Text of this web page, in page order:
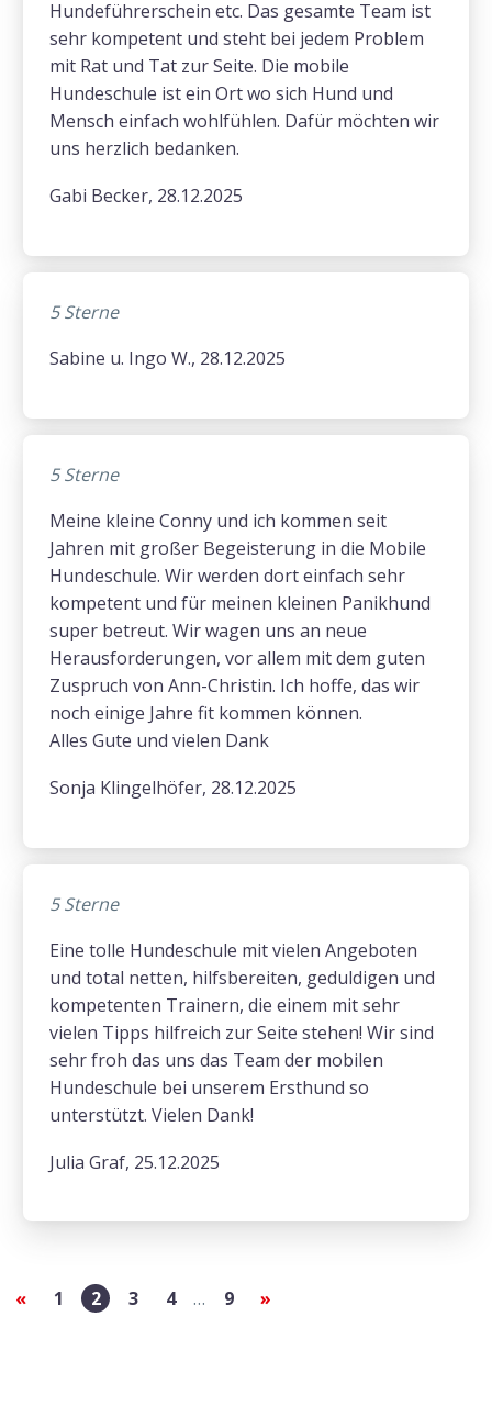
Hundeführerschein etc. Das gesamte Team ist
sehr kompetent und steht bei jedem Problem
mit Rat und Tat zur Seite. Die mobile
Hundeschule ist ein Ort wo sich Hund und
Mensch einfach wohlfühlen. Dafür möchten wir
uns herzlich bedanken.
Gabi Becker, 28.12.2025
5 Sterne
Sabine u. Ingo W., 28.12.2025
5 Sterne
Meine kleine Conny und ich kommen seit
Jahren mit großer Begeisterung in die Mobile
Hundeschule. Wir werden dort einfach sehr
kompetent und für meinen kleinen Panikhund
super betreut. Wir wagen uns an neue
Herausforderungen, vor allem mit dem guten
Zuspruch von Ann-Christin. Ich hoffe, das wir
noch einige Jahre fit kommen können.
Alles Gute und vielen Dank
Sonja Klingelhöfer, 28.12.2025
5 Sterne
Eine tolle Hundeschule mit vielen Angeboten
und total netten, hilfsbereiten, geduldigen und
kompetenten Trainern, die einem mit sehr
vielen Tipps hilfreich zur Seite stehen! Wir sind
sehr froh das uns das Team der mobilen
Hundeschule bei unserem Ersthund so
unterstützt. Vielen Dank!
Julia Graf, 25.12.2025
« 1 2 3 4 … 9 »